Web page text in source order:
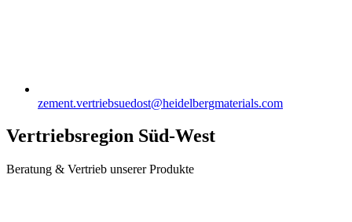
zement.vertriebsuedost​@heidelbergmaterials.com
Vertriebsregion Süd-West
Beratung & Vertrieb unserer Produkte